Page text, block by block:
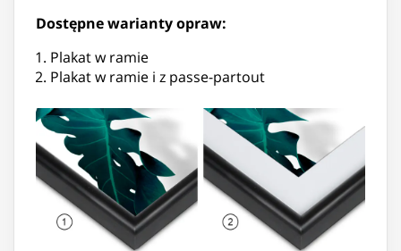
Dostępne warianty opraw:
Plakat w ramie
Plakat w ramie i z passe-partout